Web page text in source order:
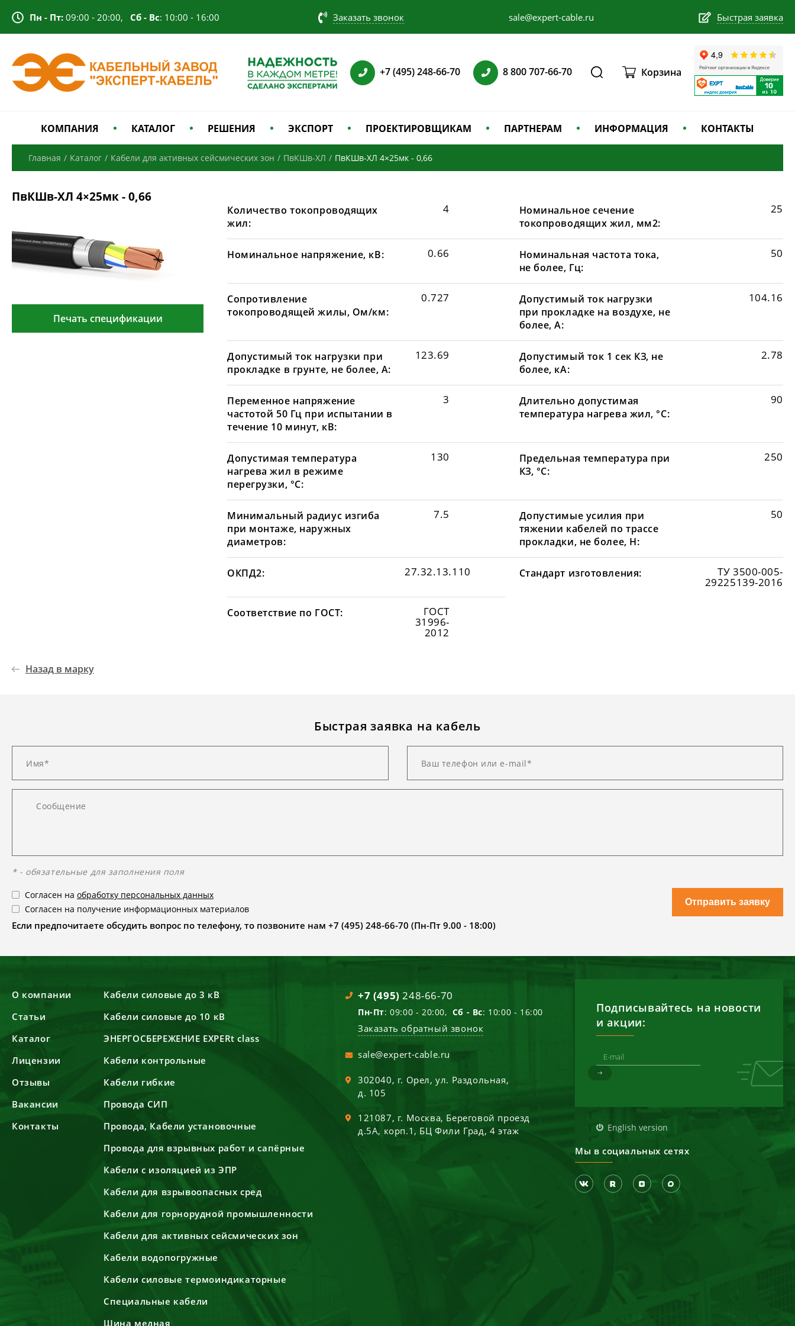
Пн - Пт: 09:00 - 20:00, Сб - Вс: 10:00 - 16:00 Заказать звонок sale@expert-cable.ru Быстрая заявка
+7 (495) 248-66-70 8 800 707-66-70 Корзина
КОМПАНИЯ КАТАЛОГ РЕШЕНИЯ ЭКСПОРТ ПРОЕКТИРОВЩИКАМ ПАРТНЕРАМ ИНФОРМАЦИЯ КОНТАКТЫ
Главная / Каталог / Кабели для активных сейсмических зон / ПвКШв-ХЛ / ПвКШв-ХЛ 4×25мк - 0,66
ПвКШв-ХЛ 4×25мк - 0,66
Печать спецификации
Количество токопроводящих
жил:
4
Номинальное сечение
токопроводящих жил, мм2:
25
Номинальное напряжение, кВ: 0.66
Номинальная частота тока,
не более, Гц:
50
Сопротивление
токопроводящей жилы, Ом/км:
0.727
Допустимый ток нагрузки
при прокладке на воздухе, не
более, А:
104.16
Допустимый ток нагрузки при
прокладке в грунте, не более, А:
123.69
Допустимый ток 1 сек КЗ, не
более, кА:
2.78
Переменное напряжение
частотой 50 Гц при испытании в
течение 10 минут, кВ:
3
Длительно допустимая
температура нагрева жил, °С:
90
Допустимая температура
нагрева жил в режиме
перегрузки, °С:
130
Предельная температура при
КЗ, °С:
250
Минимальный радиус изгиба
при монтаже, наружных
диаметров:
7.5
Допустимые усилия при
тяжении кабелей по трассе
прокладки, не более, Н:
50
ОКПД2: 27.32.13.110 Стандарт изготовления: ТУ 3500-005-
29225139-2016
Соответствие по ГОСТ: ГОСТ
31996-
2012
Назад в марку
Быстрая заявка на кабель
* - обязательные для заполнения поля
Согласен на обработку персональных данных
Согласен на получение информационных материалов
Если предпочитаете обсудить вопрос по телефону, то позвоните нам +7 (495) 248-66-70 (Пн-Пт 9.00 - 18:00)
Отправить заявку
О компании
Статьи
Каталог
Лицензии
Отзывы
Вакансии
Контакты
Кабели силовые до 3 кВ
Кабели силовые до 10 кВ
ЭНЕРГОСБЕРЕЖЕНИЕ EXPERt class
Кабели контрольные
Кабели гибкие
Провода СИП
Провода, Кабели установочные
Провода для взрывных работ и сапёрные
Кабели с изоляцией из ЭПР
Кабели для взрывоопасных сред
Кабели для горнорудной промышленности
Кабели для активных сейсмических зон
Кабели водопогружные
Кабели силовые термоиндикаторные
Специальные кабели
Шина медная
+7 (495) 248-66-70
Пн-Пт: 09:00 - 20:00, Сб - Вс: 10:00 - 16:00
Заказать обратный звонок
sale@expert-cable.ru
302040, г. Орел,ул. Раздольная,
д. 105
121087, г. Москва, Береговой проезд
д.5А, корп.1, БЦ Фили Град, 4 этаж
Подписывайтесь на новости
и акции:
English version
Мы в социальных сетях